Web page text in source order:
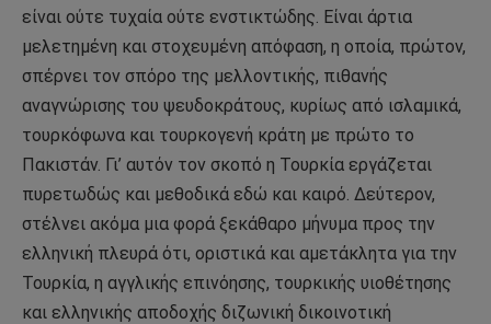
είναι ούτε τυχαία ούτε ενστικτώδης. Είναι άρτια
μελετημένη και στοχευμένη απόφαση, η οποία, πρώτον,
σπέρνει τον σπόρο της μελλοντικής, πιθανής
αναγνώρισης του ψευδοκράτους, κυρίως από ισλαμικά,
τουρκόφωνα και τουρκογενή κράτη με πρώτο το
Πακιστάν. Γι’ αυτόν τον σκοπό η Τουρκία εργάζεται
πυρετωδώς και μεθοδικά εδώ και καιρό. Δεύτερον,
στέλνει ακόμα μια φορά ξεκάθαρο μήνυμα προς την
ελληνική πλευρά ότι, οριστικά και αμετάκλητα για την
Τουρκία, η αγγλικής επινόησης, τουρκικής υιοθέτησης
και ελληνικής αποδοχής διζωνική δικοινοτική